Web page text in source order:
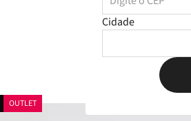
Cidade
OUTLET